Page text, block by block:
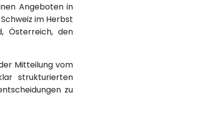
Angeboten in
im Herbst
Österreich, den
Mitteilung vom
strukturierten
zu